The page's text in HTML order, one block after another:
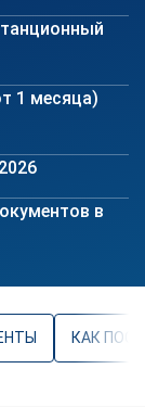
1 месяца)
в
КАК